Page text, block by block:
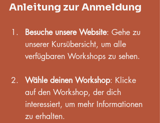
Anleitung zur Anmeldung
Besuche unsere Website: Gehe zu
unserer Kursübersicht, um alle
verfügbaren Workshops zu sehen.
Wähle deinen Workshop: Klicke
auf den Workshop, der dich
interessiert, um mehr Informationen
zu erhalten.